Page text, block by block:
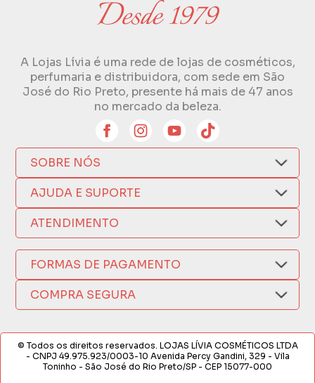
A Lojas Lívia é uma rede de lojas de cosméticos,
perfumaria e distribuidora, com sede em São
José do Rio Preto, presente há mais de 47 anos
no mercado da beleza.
SOBRE NÓS
Quem Somos
Compra Segura
Como Comprar
Nossas Lojas
Política de Privacidade
AJUDA E SUPORTE
Nosso Aplicativo
Trocas e Devoluções
Formas de Pagamento
Fretes e Entregas
Fabricantes
Termos de Compra e Venda
ATENDIMENTO
(17) 3209-9595
sacweb@lojaslivia.com.br
FORMAS DE PAGAMENTO
COMPRA SEGURA
© Todos os direitos reservados. LOJAS LÍVIA COSMÉTICOS LTDA
- CNPJ 49.975.923/0003-10 Avenida Percy Gandini, 329 - Vila
Toninho - São José do Rio Preto/SP - CEP 15077-000